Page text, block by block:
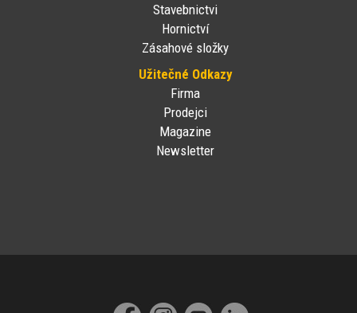
Stavebnictvi
Hornictví
Zásahové složky
Užitečné Odkazy
Firma
Prodejci
Magazine
Newsletter